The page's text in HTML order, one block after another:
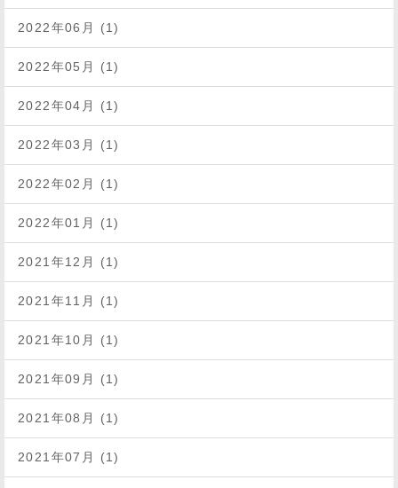
2022年06月 (1)
2022年05月 (1)
2022年04月 (1)
2022年03月 (1)
2022年02月 (1)
2022年01月 (1)
2021年12月 (1)
2021年11月 (1)
2021年10月 (1)
2021年09月 (1)
2021年08月 (1)
2021年07月 (1)